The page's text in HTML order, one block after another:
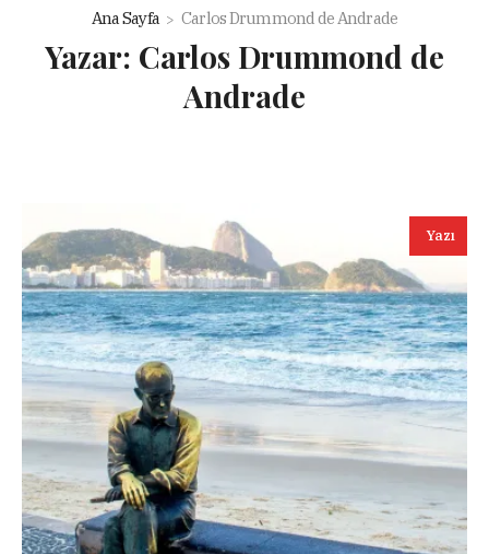
Ana Sayfa Carlos Drummond de Andrade
Yazar: Carlos Drummond de
Andrade
Yazı